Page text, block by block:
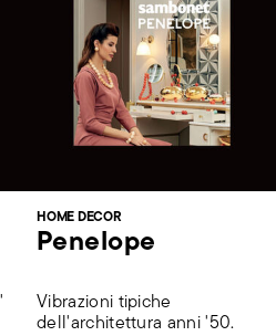
HOME DECOR
Penelope
Vibrazioni tipiche
dell'architettura anni '50.